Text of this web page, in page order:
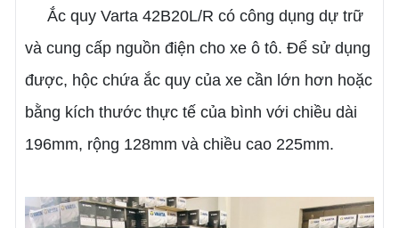
Ắc quy Varta 42B20L/R có công dụng dự trữ
và cung cấp nguồn điện cho xe ô tô. Để sử dụng
được, hộc chứa ắc quy của xe cần lớn hơn hoặc
bằng kích thước thực tế của bình với chiều dài
196mm, rộng 128mm và chiều cao 225mm.